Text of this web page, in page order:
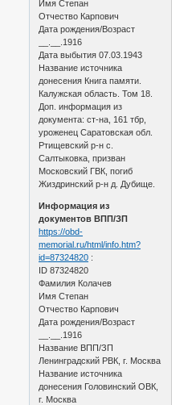
Имя Степан
Отчество Карпович
Дата рождения/Возраст
__.__.1916
Дата выбытия 07.03.1943
Название источника
донесения Книга памяти.
Калужская область. Том 18.
Доп. информация из
документа: ст-на, 161 тбр,
уроженец Саратовская обл.
Ртищевский р-н с.
Салтыковка, призван
Московский ГВК, погиб
Жиздринский р-н д. Дубище.
Информация из
документов ВПП/ЗП
https://obd-
memorial.ru/html/info.htm?
id=87324820 :
ID 87324820
Фамилия Колачев
Имя Степан
Отчество Карпович
Дата рождения/Возраст
__.__.1916
Название ВПП/ЗП
Ленинградский РВК, г. Москва
Название источника
донесения Головинский ОВК,
г. Москва